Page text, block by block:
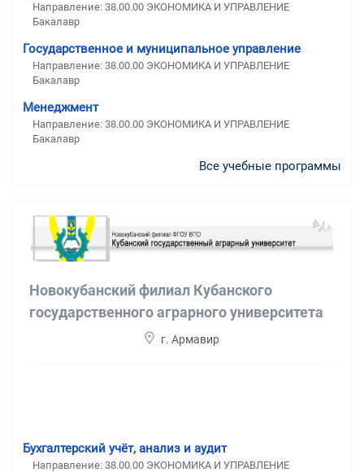
Направление: 38.00.00 ЭКОНОМИКА И УПРАВЛЕНИЕ
Бакалавр
Государственное и муниципальное управление
Направление: 38.00.00 ЭКОНОМИКА И УПРАВЛЕНИЕ
Бакалавр
Менеджмент
Направление: 38.00.00 ЭКОНОМИКА И УПРАВЛЕНИЕ
Бакалавр
Все учебные программы
Новокубанский филиал Кубанского
государственного аграрного университета
г. Армавир
Бухгалтерский учёт, анализ и аудит
Направление: 38.00.00 ЭКОНОМИКА И УПРАВЛЕНИЕ